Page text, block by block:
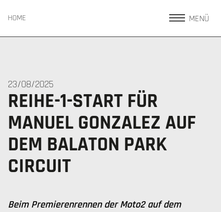
HOME MENÜ
23/08/2025
REIHE-1-START FÜR
MANUEL GONZALEZ AUF
DEM BALATON PARK
CIRCUIT
Beim Premierenrennen der Moto2 auf dem